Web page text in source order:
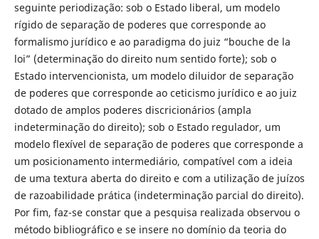
seguinte periodização: sob o Estado liberal, um modelo
rígido de separação de poderes que corresponde ao
formalismo jurídico e ao paradigma do juiz “bouche de la
loi” (determinação do direito num sentido forte); sob o
Estado intervencionista, um modelo diluidor de separação
de poderes que corresponde ao ceticismo jurídico e ao juiz
dotado de amplos poderes discricionários (ampla
indeterminação do direito); sob o Estado regulador, um
modelo flexível de separação de poderes que corresponde a
um posicionamento intermediário, compatível com a ideia
de uma textura aberta do direito e com a utilização de juízos
de razoabilidade prática (indeterminação parcial do direito).
Por fim, faz-se constar que a pesquisa realizada observou o
método bibliográfico e se insere no domínio da teoria do